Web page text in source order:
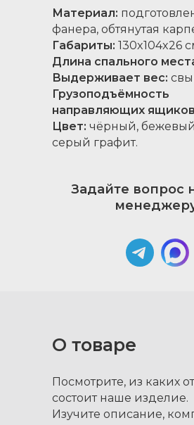
Материал:
фанера, обтянутая
Габариты: 130x104x26
Длина спального
Выдерживает вес:
Грузоподъёмность
направляющих
Цвет: чёрный,
серый графит.
Задайте вопрос
О товаре
Посмотрите, из каких
состоит наше изделие.
Изучите описание,